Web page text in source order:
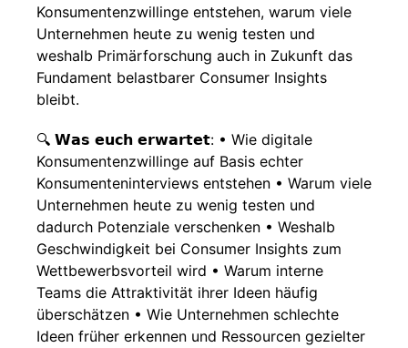
Konsumentenzwillinge entstehen, warum viele
Unternehmen heute zu wenig testen und
weshalb Primärforschung auch in Zukunft das
Fundament belastbarer Consumer Insights
bleibt.
🔍 𝗪𝗮𝘀 𝗲𝘂𝗰𝗵 𝗲𝗿𝘄𝗮𝗿𝘁𝗲𝘁: • Wie digitale
Konsumentenzwillinge auf Basis echter
Konsumenteninterviews entstehen • Warum viele
Unternehmen heute zu wenig testen und
dadurch Potenziale verschenken • Weshalb
Geschwindigkeit bei Consumer Insights zum
Wettbewerbsvorteil wird • Warum interne
Teams die Attraktivität ihrer Ideen häufig
überschätzen • Wie Unternehmen schlechte
Ideen früher erkennen und Ressourcen gezielter